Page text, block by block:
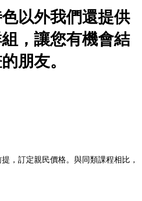
以外我們還提供
，讓您有機會結
朋友。
，訂定親民價格。與同類課程相比，